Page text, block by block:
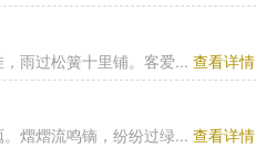
雨过松簧十里铺。客爱... 查看详情
熠熠流鸣镝，纷纷过绿... 查看详情